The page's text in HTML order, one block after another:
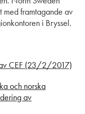
med framtagande av
i Bryssel.
av CEF (23/2/2017)
och norska
av